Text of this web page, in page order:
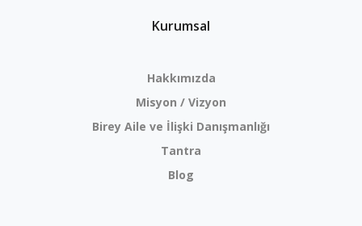
Kurumsal
Hakkımızda
Misyon / Vizyon
Birey Aile ve İlişki Danışmanlığı
Tantra
Blog